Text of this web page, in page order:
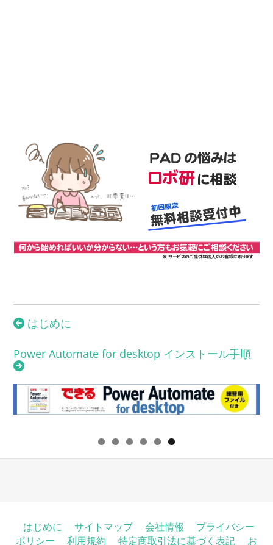
投
稿
ナ
ビ
ゲ
ー
はじめに
Power Automate for desktop インストール手順
はじめに サイトマップ 会社情報
プライバシー
ポリシー
利用規約 特定商取引法に基づく表記 お